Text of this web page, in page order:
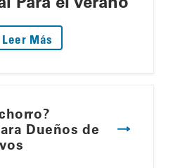
Leer Más
Dueños de